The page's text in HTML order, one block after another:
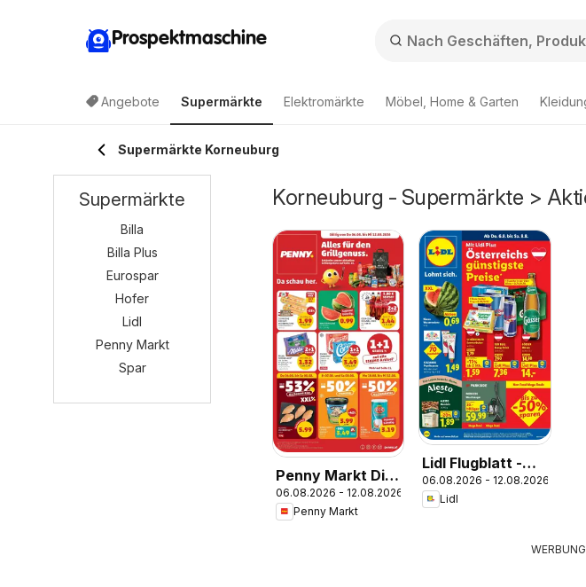
Prospektmaschine
Angebote Supermärkte Elektromärkte Möbel, Home & Garten
Supermärkte Korneuburg
Korneuburg - Supermärkte >
Penny Markt Die
ganze Woche
sparen
06.08.2026 - 12.08.2026
Penny Markt
Lidl Flugblatt -
Wien,
Langenzersdorf,
06.08.2026 - 12.08.2026
Lidl
WERBUNG
Supermärkte
Billa
Billa Plus
Eurospar
Hofer
Lidl
Penny Markt
Spar